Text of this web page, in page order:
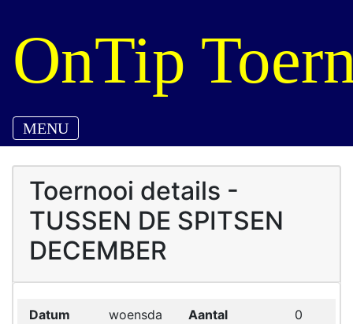
OnTip
MENU
Toernooi details -
TUSSEN DE SPITSEN
DECEMBER
Datum
woensda
Aantal
0